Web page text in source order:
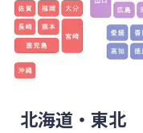
北海道・東北